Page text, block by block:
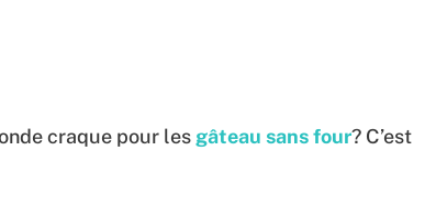
craque pour les gâteau sans four? C’est